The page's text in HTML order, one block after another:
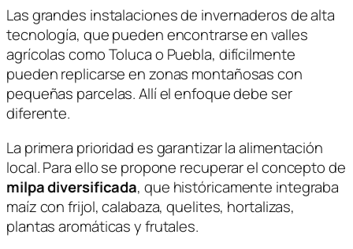
Las grandes instalaciones de invernaderos de alta
tecnología, que pueden encontrarse en valles
agrícolas como Toluca o Puebla, difícilmente
pueden replicarse en zonas montañosas con
pequeñas parcelas. Allí el enfoque debe ser
diferente.
La primera prioridad es garantizar la alimentación
local. Para ello se propone recuperar el concepto de
milpa diversificada, que históricamente integraba
maíz con frijol, calabaza, quelites, hortalizas,
plantas aromáticas y frutales.